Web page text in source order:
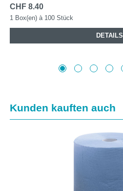
CHF 8.40
1 Box(en) à 100 Stück
DETAILS
Produktgalerie überspringen
Kunden kauften auch